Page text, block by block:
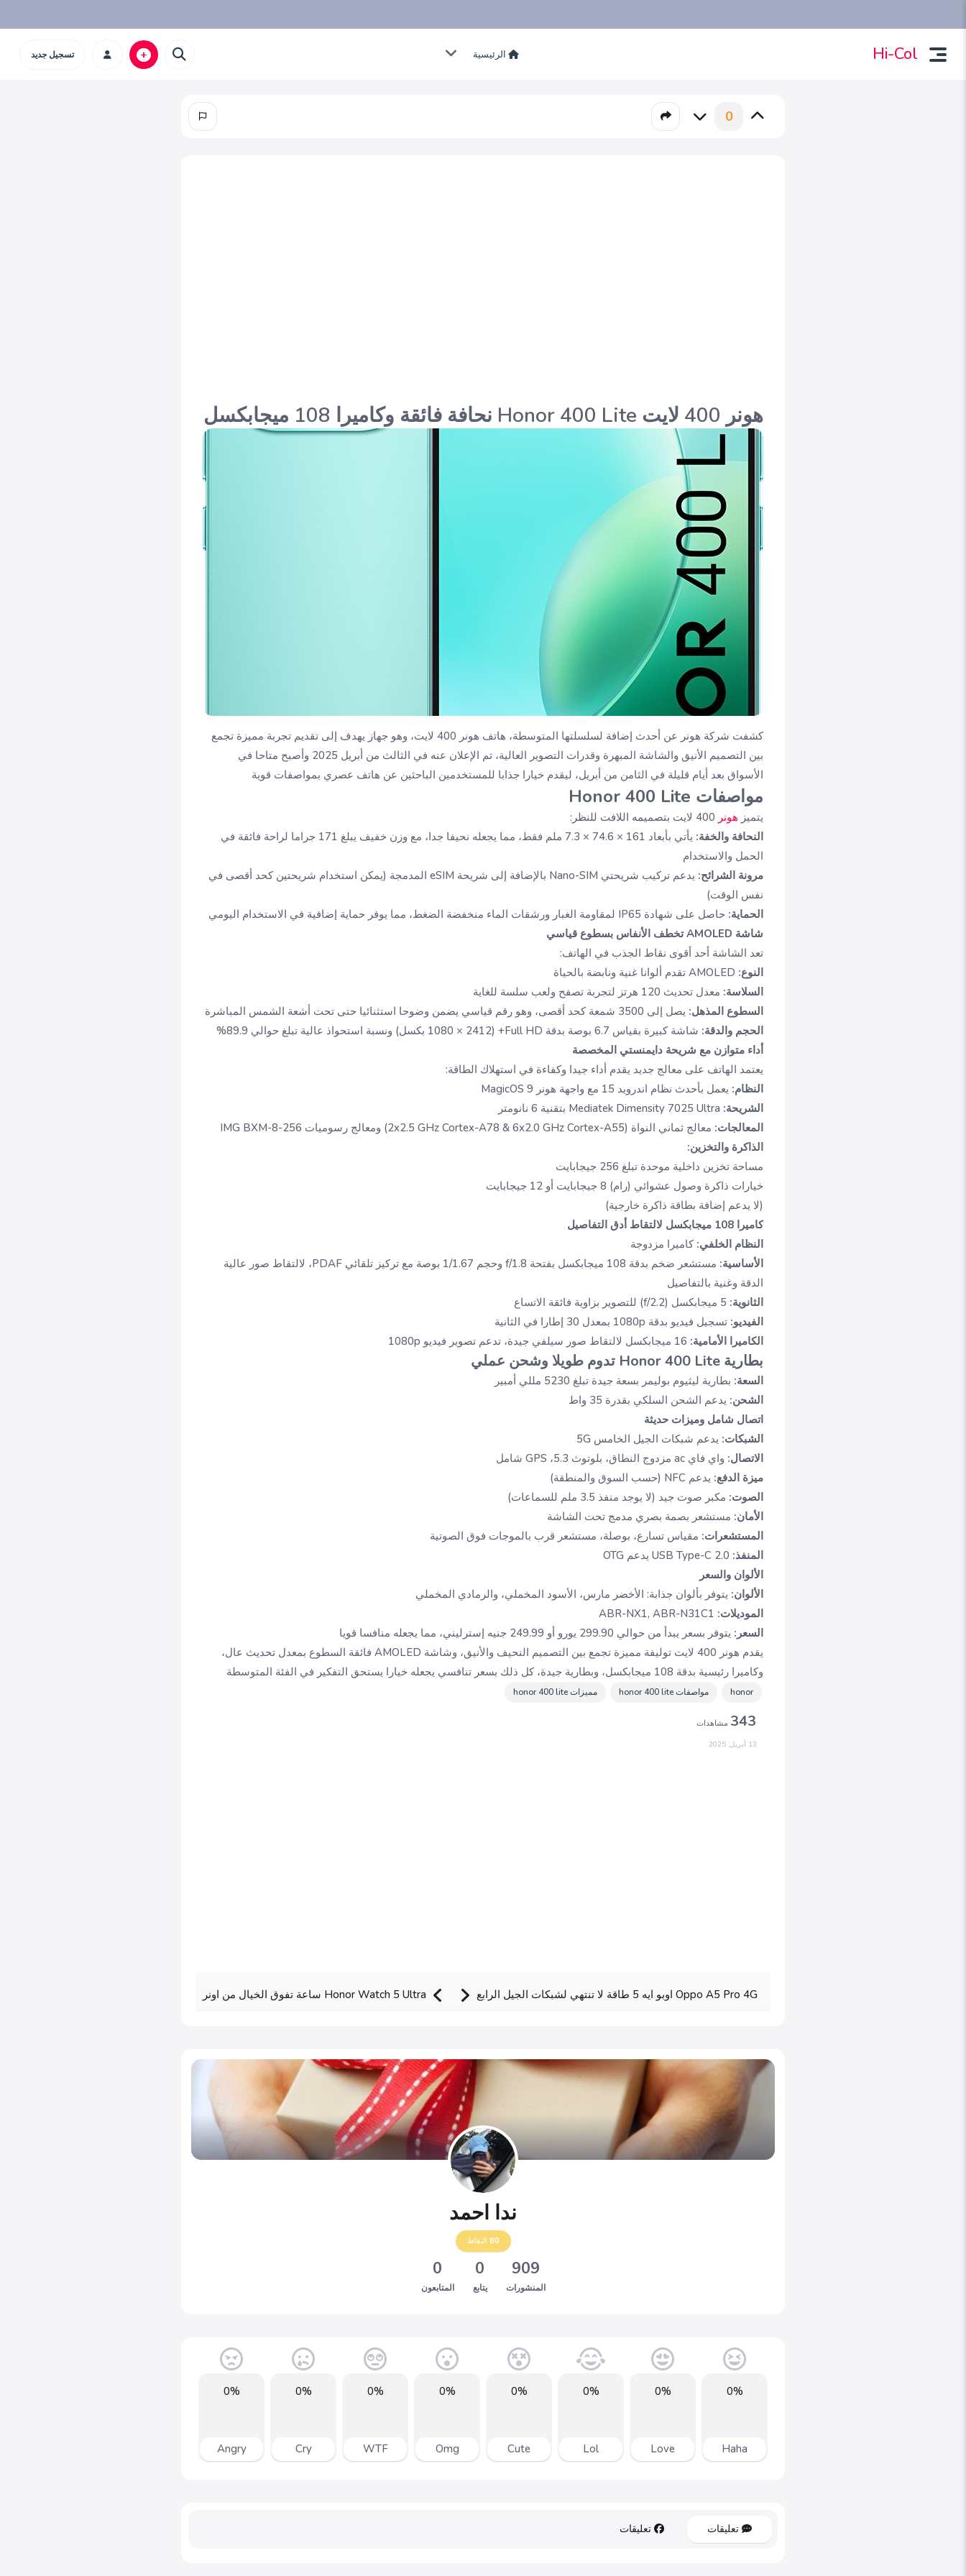
Hi-Col الرئيسية تسجيل جديد
0
هونر 400 لايت Honor 400 Lite نحافة فائقة وكاميرا 108 ميجابكسل
كشفت شركة هونر عن أحدث إضافة لسلسلتها المتوسطة، هاتف هونر 400 لايت، وهو جهاز يهدف إلى تقديم تجربة مميزة تجمع
بين التصميم الأنيق والشاشة المبهرة وقدرات التصوير العالية، تم الإعلان عنه في الثالث من أبريل 2025 وأصبح متاحا في
الأسواق بعد أيام قليلة في الثامن من أبريل، ليقدم خيارا جذابا للمستخدمين الباحثين عن هاتف عصري بمواصفات قوية
مواصفات Honor 400 Lite
يتميز هونر 400 لايت بتصميمه اللافت للنظر:
النحافة والخفة:
يأتي بأبعاد 161 × 74.6 × 7.3 ملم فقط، مما يجعله نحيفا جدا، مع وزن خفيف يبلغ 171 جراما لراحة فائقة في
الحمل والاستخدام
مرونة الشرائح:
يدعم تركيب شريحتي Nano-SIM بالإضافة إلى شريحة eSIM المدمجة (يمكن استخدام شريحتين كحد أقصى في
نفس الوقت)
الحماية: حاصل على شهادة IP65 لمقاومة الغبار ورشقات الماء منخفضة الضغط، مما يوفر حماية إضافية في الاستخدام اليومي
شاشة AMOLED تخطف الأنفاس بسطوع قياسي
تعد الشاشة أحد أقوى نقاط الجذب في الهاتف:
النوع:
السلاسة: معدل تحديث 120 هرتز لتجربة تصفح ولعب سلسة للغاية
السطوع المذهل: يصل إلى 3500 شمعة كحد أقصى، وهو رقم قياسي يضمن وضوحا استثنائيا حتى تحت أشعة الشمس المباشرة
الحجم والدقة: شاشة كبيرة بقياس 6.7 بوصة بدقة Full HD+ (1080 × 2412 بكسل) ونسبة استحواذ عالية تبلغ حوالي 89.9%
أداء متوازن مع شريحة دايمنستي المخصصة
يعتمد الهاتف على معالج جديد يقدم أداء جيدا وكفاءة في استهلاك الطاقة:
النظام: يعمل بأحدث نظام اندرويد 15 مع واجهة هونر MagicOS 9
الشريحة:
المعالجات: معالج ثماني النواة (2x2.5 GHz Cortex-A78 & 6x2.0 GHz Cortex-A55) ومعالج رسوميات IMG BXM-8-256
الذاكرة والتخزين:
مساحة تخزين داخلية موحدة تبلغ 256 جيجابايت
خيارات ذاكرة وصول عشوائي (رام) 8 جيجابايت أو 12 جيجابايت
(لا يدعم إضافة بطاقة ذاكرة خارجية)
كاميرا 108 ميجابكسل لالتقاط أدق التفاصيل
النظام الخلفي: كاميرا مزدوجة
الأساسية:
مستشعر ضخم بدقة 108 ميجابكسل بفتحة f/1.8 وحجم 1/1.67 بوصة مع تركيز تلقائي PDAF، لالتقاط صور عالية
الدقة وغنية بالتفاصيل
الثانوية:
الفيديو: تسجيل فيديو بدقة 1080p بمعدل 30 إطارا في الثانية
الكاميرا الأمامية:
بطارية Honor 400 Lite تدوم طويلا وشحن عملي
السعة: بطارية ليثيوم بوليمر بسعة جيدة تبلغ 5230 مللي أمبير
الشحن: يدعم الشحن السلكي بقدرة 35 واط
اتصال شامل وميزات حديثة
الشبكات: يدعم شبكات الجيل الخامس 5G
الاتصال: واي فاي ac مزدوج النطاق، بلوتوث 5.3، GPS شامل
ميزة الدفع: يدعم NFC (حسب السوق والمنطقة)
الصوت: مكبر صوت جيد (لا يوجد منفذ 3.5 ملم للسماعات)
الأمان: مستشعر بصمة بصري مدمج تحت الشاشة
المستشعرات: مقياس تسارع، بوصلة، مستشعر قرب بالموجات فوق الصوتية
المنفذ:
الألوان والسعر
الألوان: يتوفر بألوان جذابة: الأخضر مارس، الأسود المخملي، والرمادي المخملي
الموديلات:
السعر: يتوفر بسعر يبدأ من حوالي 299.90 يورو أو 249.99 جنيه إسترليني، مما يجعله منافسا قويا
يقدم هونر 400 لايت توليفة مميزة تجمع بين التصميم النحيف والأنيق، وشاشة AMOLED فائقة السطوع بمعدل تحديث عال،
وكاميرا رئيسية بدقة 108 ميجابكسل، وبطارية جيدة، كل ذلك بسعر تنافسي يجعله خيارا يستحق التفكير في الفئة المتوسطة
honor مواصفات honor 400 lite مميزات honor 400 lite
343 مشاهدات
13 أبريل, 2025
Oppo A5 Pro 4G اوبو ايه 5 طاقة لا تنتهي لشبكات الجيل الرابع
ندا احمد
80 النقاط
909
المنشورات
0
يتابع
0
المتابعون
0%
Haha
0%
Love
0%
Lol
0%
Cute
0%
Omg
0%
WTF
0%
Cry
0%
Angry
تعليقات تعليقات